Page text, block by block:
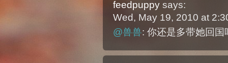
feedpuppy says:
Wed, May 19, 2010 at
@兽兽: 你还是多带她回